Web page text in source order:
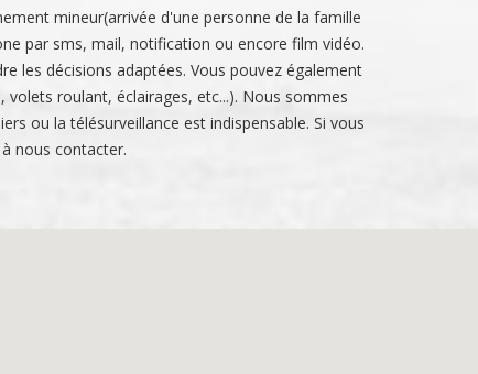
mineur(arrivée d'une personne de la famille
par sms, mail, notification ou encore film vidéo.
les décisions adaptées. Vous pouvez également
roulant, éclairages, etc...). Nous sommes
ou la télésurveillance est indispensable. Si vous
nous contacter.